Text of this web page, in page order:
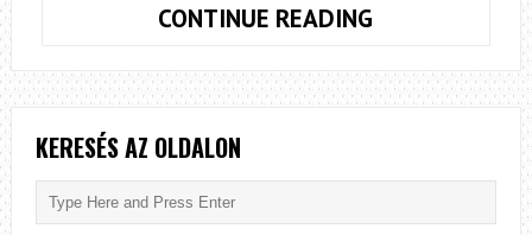
CONTINUE READING
KIRÁLYA,
TENCHES
KERESÉS AZ OLDALON